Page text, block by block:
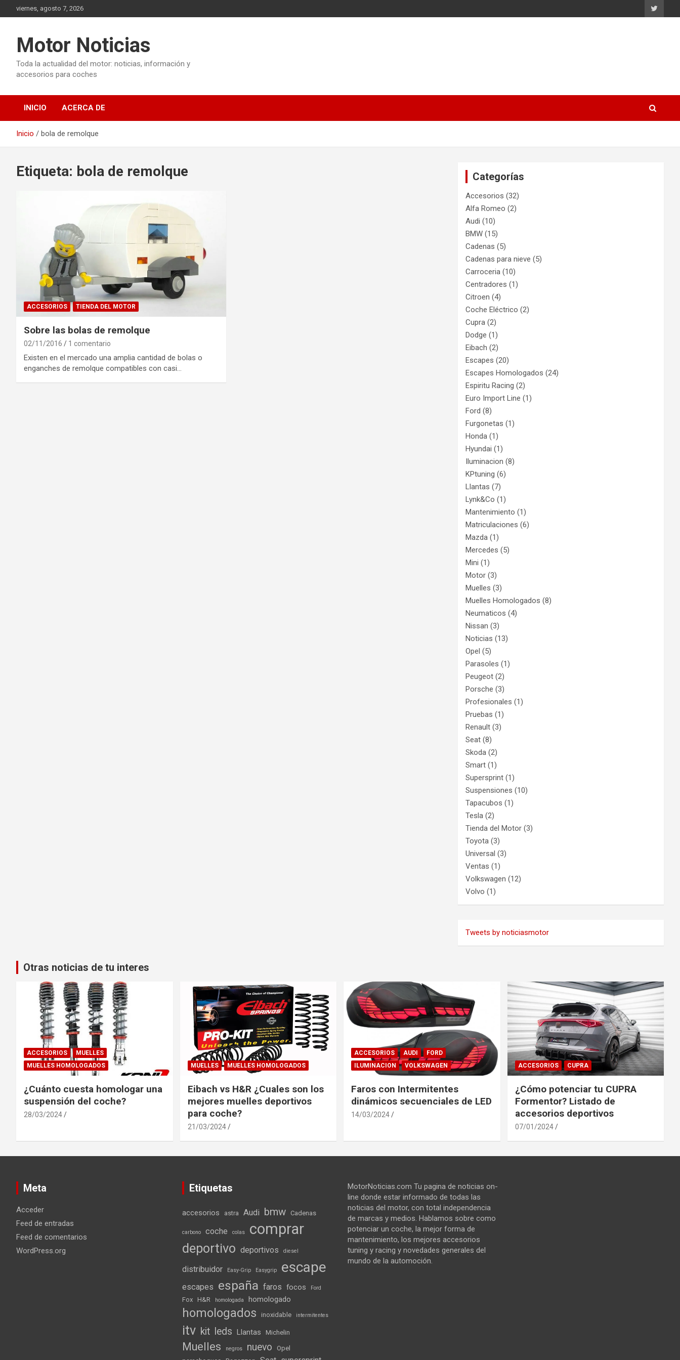
al
viernes, agosto 7, 2026
Motor Noticias
Toda la actualidad del motor: noticias, información y
accesorios para coches
INICIO ACERCA DE
Inicio bola de remolque
Etiqueta: bola de remolque
ACCESORIOS TIENDA DEL MOTOR
Sobre las bolas de remolque
02/11/2016 1 comentario
Existen en el mercado una amplia cantidad de bolas o
enganches de remolque compatibles con casi…
Categorías
Accesorios (32)
Alfa Romeo (2)
Audi (10)
BMW (15)
Cadenas (5)
Cadenas para nieve (5)
Carroceria (10)
Centradores (1)
Citroen (4)
Coche Eléctrico (2)
Cupra (2)
Dodge (1)
Eibach (2)
Escapes (20)
Escapes Homologados (24)
Espiritu Racing (2)
Euro Import Line (1)
Ford (8)
Furgonetas (1)
Honda (1)
Hyundai (1)
Iluminacion (8)
KPtuning (6)
Llantas (7)
Lynk&Co (1)
Mantenimiento (1)
Matriculaciones (6)
Mazda (1)
Mercedes (5)
Mini (1)
Motor (3)
Muelles (3)
Muelles Homologados (8)
Neumaticos (4)
Nissan (3)
Noticias (13)
Opel (5)
Parasoles (1)
Peugeot (2)
Porsche (3)
Profesionales (1)
Pruebas (1)
Renault (3)
Seat (8)
Skoda (2)
Smart (1)
Supersprint (1)
Suspensiones (10)
Tapacubos (1)
Tesla (2)
Tienda del Motor (3)
Toyota (3)
Universal (3)
Ventas (1)
Volkswagen (12)
Volvo (1)
Tweets by noticiasmotor
Otras noticias de tu interes
ACCESORIOS
MUELLES
MUELLES HOMOLOGADOS
¿Cuánto cuesta homologar una
suspensión del coche?
28/03/2024
MUELLES MUELLES HOMOLOGADOS
Eibach vs H&R ¿Cuales son los
mejores muelles deportivos
para coche?
21/03/2024
ACCESORIOS AUDI
FORD
ILUMINACION
VOLKSWAGEN
Faros con Intermitentes
dinámicos secuenciales de LED
14/03/2024
ACCESORIOS CUPRA
¿Cómo potenciar tu CUPRA
Formentor? Listado de
accesorios deportivos
07/01/2024
Meta
Acceder
Feed de entradas
Feed de comentarios
WordPress.org
Etiquetas
accesorios astra Audi bmw Cadenas
carbono coche colas comprar
deportivo deportivos diesel
distribuidor Easy-Grip Easygrip escape
escapes españa faros focos Ford
Fox H&R homologada homologado
homologados inoxidable intermitentes
itv kit leds Llantas Michelin
Muelles negros nuevo
Opel
MotorNoticias.com Tu pagina de noticias on-
line donde estar informado de todas las
noticias del motor, con total independencia
de marcas y medios. Hablamos sobre como
potenciar un coche, la mejor forma de
mantenimiento, los mejores accesorios
tuning y racing y novedades generales del
mundo de la automoción.